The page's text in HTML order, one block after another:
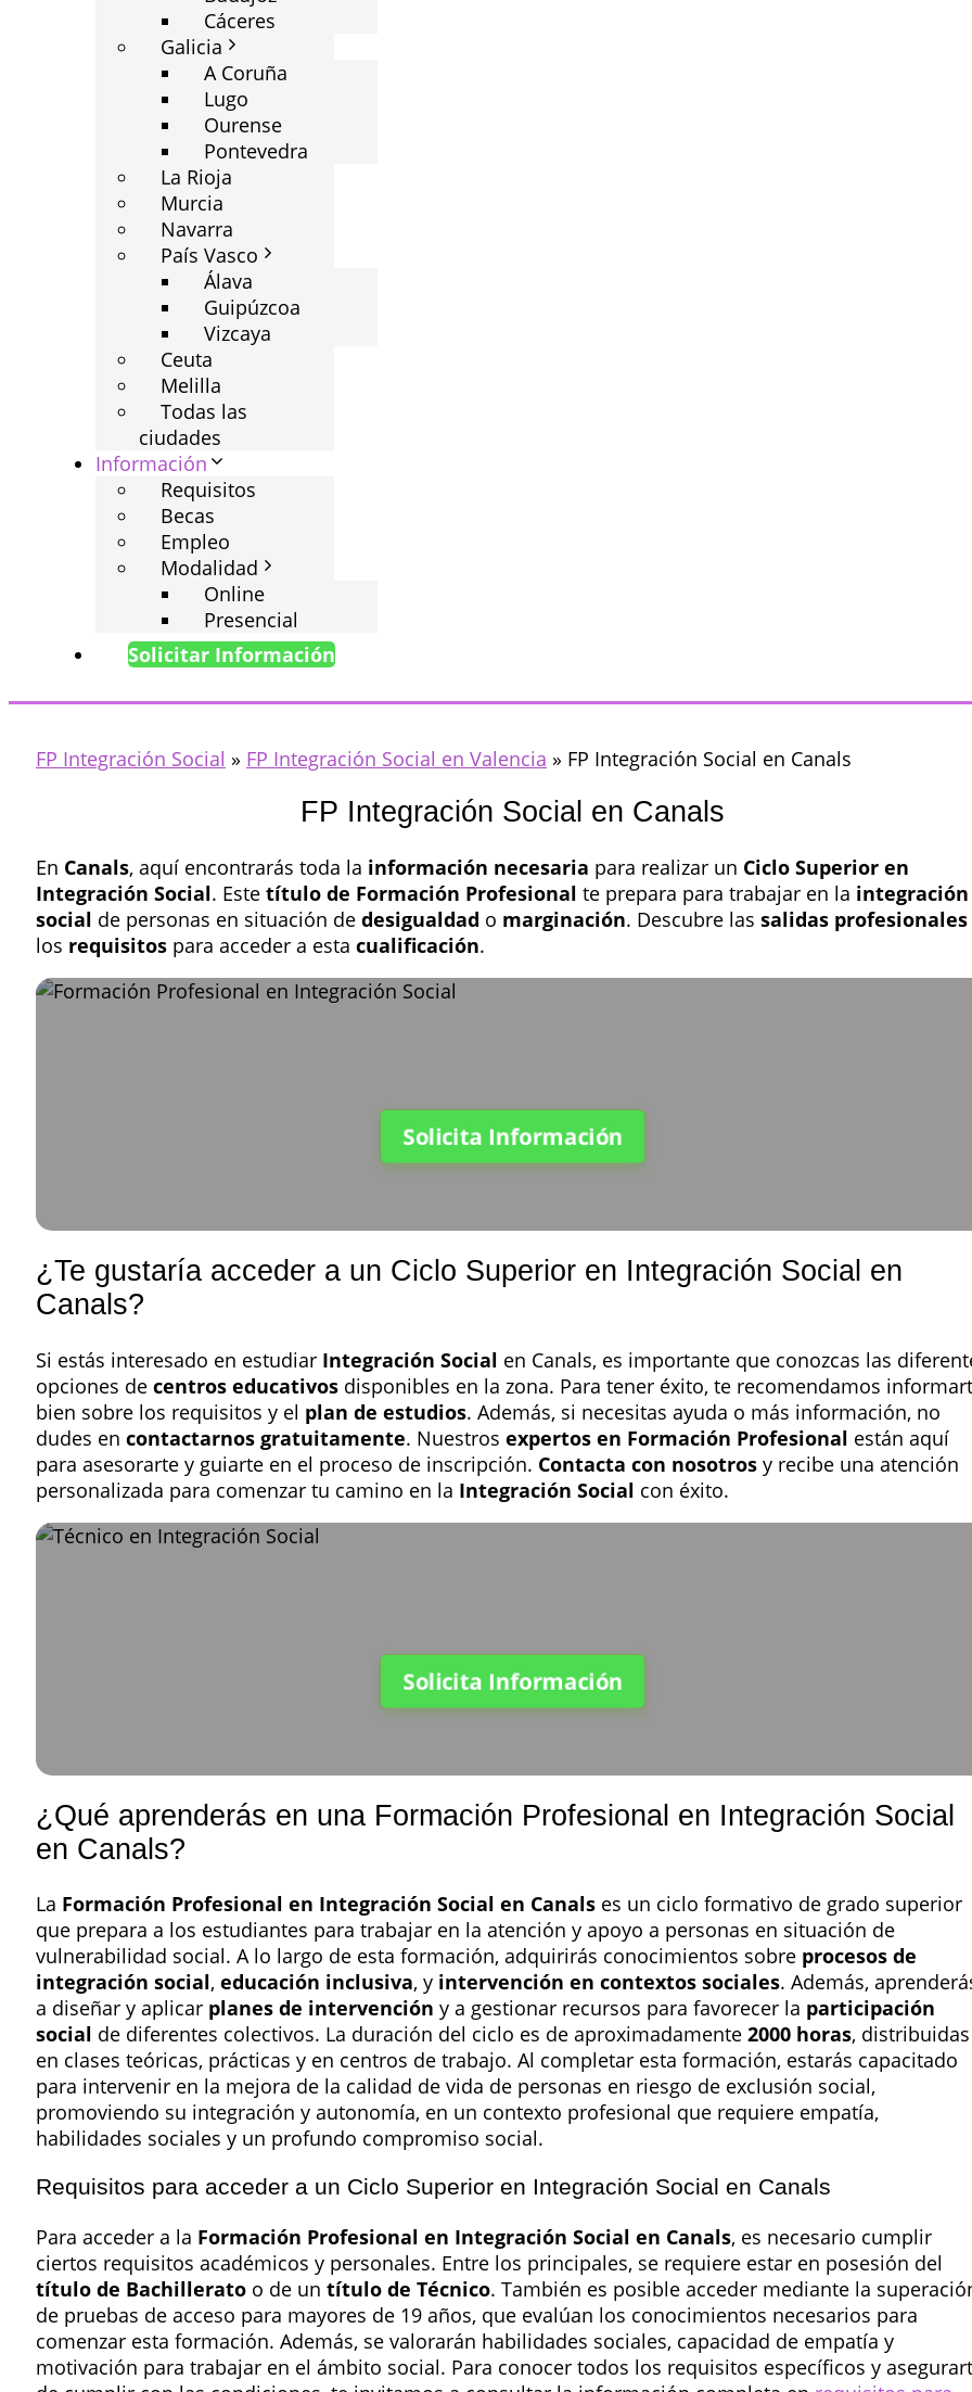
Cáceres
Galicia
A Coruña
Lugo
Ourense
Pontevedra
La Rioja
Murcia
Navarra
País Vasco
Álava
Guipúzcoa
Vizcaya
Ceuta
Melilla
Todas las
ciudades
Información
Requisitos
Becas
Empleo
Modalidad
Online
Presencial
Solicitar Información
FP Integración Social » FP Integración Social en Valencia » FP Integración Social en Canals
FP Integración Social en Canals
En Canals, aquí encontrarás toda la información necesaria para realizar un Ciclo Superior en
Integración Social. Este título de Formación Profesional te prepara para trabajar en la integración
social de personas en situación de desigualdad o marginación. Descubre las salidas profesionales
los requisitos para acceder a esta cualificación.
Solicita Información
¿Te gustaría acceder a un Ciclo Superior en Integración Social en
Canals?
Si estás interesado en estudiar Integración Social en Canals, es importante que conozcas las
opciones de centros educativos disponibles en la zona. Para tener éxito, te recomendamos
bien sobre los requisitos y el plan de estudios. Además, si necesitas ayuda o más información, no
dudes en contactarnos gratuitamente. Nuestros expertos en Formación Profesional están aquí
para asesorarte y guiarte en el proceso de inscripción. Contacta con nosotros y recibe una atención
personalizada para comenzar tu camino en la Integración Social con éxito.
Solicita Información
¿Qué aprenderás en una Formación Profesional en Integración Social
en Canals?
La Formación Profesional en Integración Social en Canals es un ciclo formativo de grado superior
que prepara a los estudiantes para trabajar en la atención y apoyo a personas en situación de
vulnerabilidad social. A lo largo de esta formación, adquirirás conocimientos sobre procesos de
integración social, educación inclusiva, y intervención en contextos sociales. Además,
a diseñar y aplicar planes de intervención y a gestionar recursos para favorecer la participación
social de diferentes colectivos. La duración del ciclo es de aproximadamente 2000 horas, distribuidas
en clases teóricas, prácticas y en centros de trabajo. Al completar esta formación, estarás capacitado
para intervenir en la mejora de la calidad de vida de personas en riesgo de exclusión social,
promoviendo su integración y autonomía, en un contexto profesional que requiere empatía,
habilidades sociales y un profundo compromiso social.
Requisitos para acceder a un Ciclo Superior en Integración Social en Canals
Para acceder a la Formación Profesional en Integración Social en Canals, es necesario cumplir
ciertos requisitos académicos y personales. Entre los principales, se requiere estar en posesión del
título de Bachillerato o de un título de Técnico. También es posible acceder mediante la
de pruebas de acceso para mayores de 19 años, que evalúan los conocimientos necesarios para
comenzar esta formación. Además, se valorarán habilidades sociales, capacidad de empatía y
motivación para trabajar en el ámbito social. Para conocer todos los requisitos específicos y